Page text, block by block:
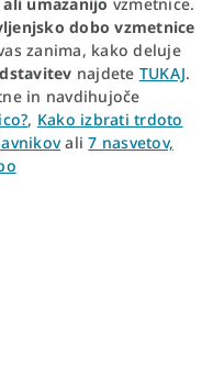
umazanijo vzmetnice.
dobo vzmetnice
zanima, kako deluje
najdete TUKAJ.
in navdihujoče
, Kako izbrati trdoto
ali7 nasvetov,